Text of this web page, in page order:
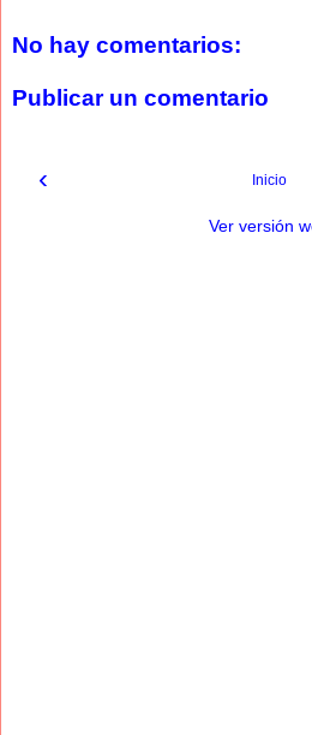
No hay comentarios:
Publicar un comentario
‹ Inicio
Ver versión